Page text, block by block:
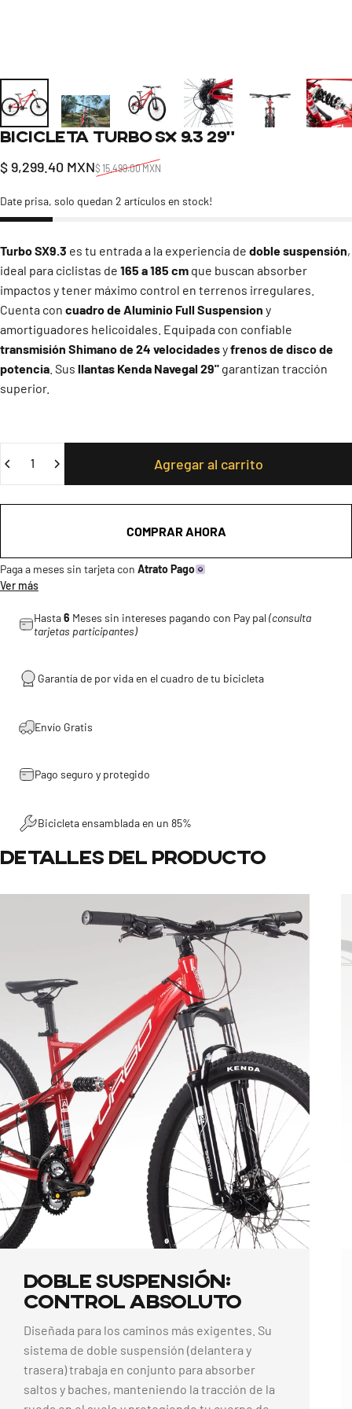
Bicicleta TurboSX 9.3 29"
Precio de oferta
$ 9,299.40 MXN
Precio habitual$ 15,499.00 MXN
Date prisa, solo quedan 2 artículos en stock!
Turbo SX9.3 es tu entrada a la experiencia de doble suspensión,
ideal para ciclistas de 165 a 185 cm que buscan absorber
impactos y tener máximo control en terrenos irregulares.
Cuenta con cuadro de Aluminio Full Suspension y
amortiguadores helicoidales. Equipada con confiable
transmisión Shimano de 24 velocidadesyfrenos de disco de
potencia . Sus llantas Kenda Navegal 29" garantizan tracción
superior.
Agregar al carrito
COMPRAR AHORA
Paga a meses sin tarjeta con Atrato Pago
Ver más
Hasta6 Meses sin intereses pagando con Pay pal(consulta
tarjetas participantes)
Garantía de por vida en el cuadro de tu bicicleta
Envío Gratis
Pago seguro y protegido
Bicicleta ensamblada en un 85%
Detalles del producto
Doble Suspensión:
Control Absoluto
Diseñada para los caminos más exigentes. Su
sistema de doble suspensión (delantera y
trasera) trabaja en conjunto para absorber
saltos y baches, manteniendo la tracción de la